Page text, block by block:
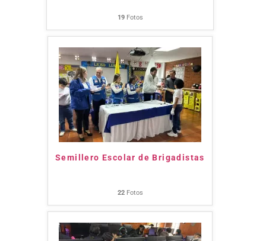
19Fotos
Semillero Escolar de Brigadistas
22Fotos